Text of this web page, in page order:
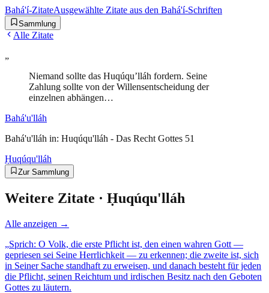
Bahá'í-ZitateAusgewählte Zitate aus den Bahá'í-Schriften
Sammlung
Alle Zitate
„
Niemand sollte das Huqúqu’lláh fordern. Seine
Zahlung sollte von der Willensentscheidung der
einzelnen abhängen…
Bahá'u'lláh
Bahá'u'lláh in: Huqúqu'lláh - Das Recht Gottes 51
Ḥuqúqu'lláh
Zur Sammlung
Weitere Zitate · Ḥuqúqu'lláh
Alle anzeigen →
„Sprich: O Volk, die erste Pflicht ist, den einen wahren Gott —
gepriesen sei Seine Herrlichkeit — zu erkennen; die zweite ist, sich
in Seiner Sache standhaft zu erweisen, und danach besteht für jeden
die Pflicht, seinen Reichtum und irdischen Besitz nach den Geboten
Gottes zu läutern.